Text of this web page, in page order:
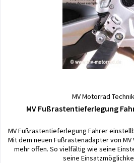
MV Motorrad
MV Fußrastentieferlegung
MV Fußrastentieferlegung Fahrer
Mit dem neuen Fußrastenadapter von
mehr offen. So vielfältig wie seine
seine